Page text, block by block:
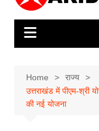
Home
राज्य
उत्तराखंड में पीएम-श्री
की नई योजना